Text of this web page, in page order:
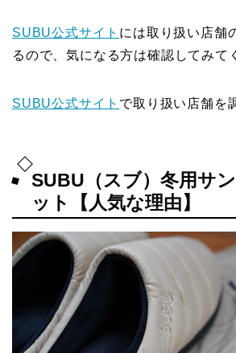
SUBU公式サイト には取り扱い店舗
るので、気になる方は確認してみて
SUBU公式サイト で取り扱い店舗を
SUBU（スブ）冬用サ
ット【人気な理由】